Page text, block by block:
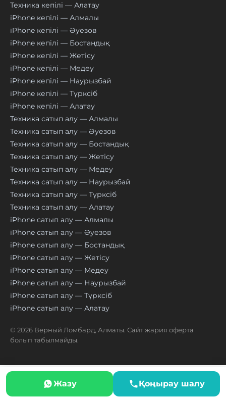
Техника кепілі — Алатау
iPhone кепілі — Алмалы
iPhone кепілі — Әуезов
iPhone кепілі — Бостандық
iPhone кепілі — Жетісу
iPhone кепілі — Медеу
iPhone кепілі — Наурызбай
iPhone кепілі — Түрксіб
iPhone кепілі — Алатау
Техника сатып алу — Алмалы
Техника сатып алу — Әуезов
Техника сатып алу — Бостандық
Техника сатып алу — Жетісу
Техника сатып алу — Медеу
Техника сатып алу — Наурызбай
Техника сатып алу — Түрксіб
Техника сатып алу — Алатау
iPhone сатып алу — Алмалы
iPhone сатып алу — Әуезов
iPhone сатып алу — Бостандық
iPhone сатып алу — Жетісу
iPhone сатып алу — Медеу
iPhone сатып алу — Наурызбай
iPhone сатып алу — Түрксіб
iPhone сатып алу — Алатау
© 2026 Верный Ломбард, Алматы. Сайт жария оферта
болып табылмайды.
Жазу Қоңырау шалу